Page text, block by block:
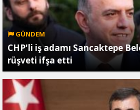
GÜNDEM
CHP'li iş adamı Sancaktepe
rüşveti ifşa etti